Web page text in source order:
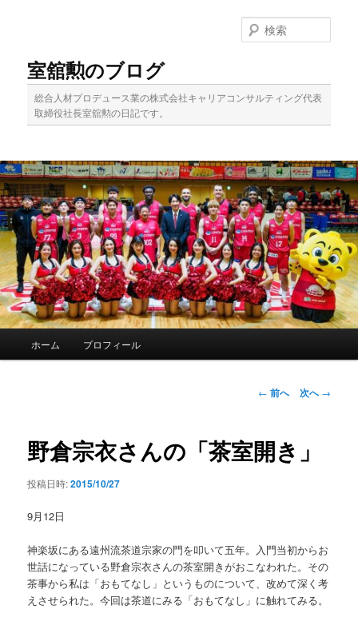
移
動
室舘勲のブログ
総合人材プロデュース業の株式会社キャリアコンサルティング代表
取締役社長室舘勲の日記です。
索
ホーム プロフィール
投
ビ
ゲ
← 前へ 次へ→
野倉宗衣さんの「茶室開き」
投稿日時:2015/10/27
9月12日
神楽坂にある遠州流茶道宗家の門を叩いて五年。入門当初からお
世話になっている野倉宗衣さんの茶室開きがおこなわれた。その
茶事から私は「おもてなし」というものについて、改めて深く考
えさせられた。今回は茶道にみる「おもてなし」に触れてみる。